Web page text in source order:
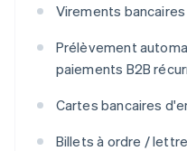
Virements
Prélèvement
paiements B2B
Cartes bancaires
Billets à ordre /